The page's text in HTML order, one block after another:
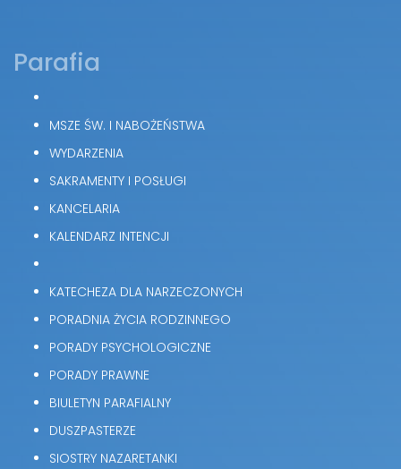
Parafia
MSZE ŚW. I NABOŻEŃSTWA
WYDARZENIA
SAKRAMENTY I POSŁUGI
KANCELARIA
KALENDARZ INTENCJI
KATECHEZA DLA NARZECZONYCH
PORADNIA ŻYCIA RODZINNEGO
PORADY PSYCHOLOGICZNE
PORADY PRAWNE
BIULETYN PARAFIALNY
DUSZPASTERZE
SIOSTRY NAZARETANKI